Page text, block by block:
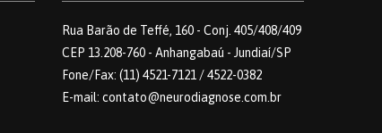
Rua Barão de Teffé, 160 - Conj. 405/408/409
CEP 13.208-760 - Anhangabaú - Jundiaí/SP
Fone/Fax: (11) 4521-7121 / 4522-0382
E-mail: contato@neurodiagnose.com.br